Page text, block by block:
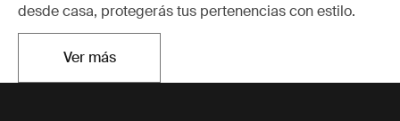
desde casa, protegerás tus pertenencias con estilo.
Ver másSe abre en una nueva pestaña